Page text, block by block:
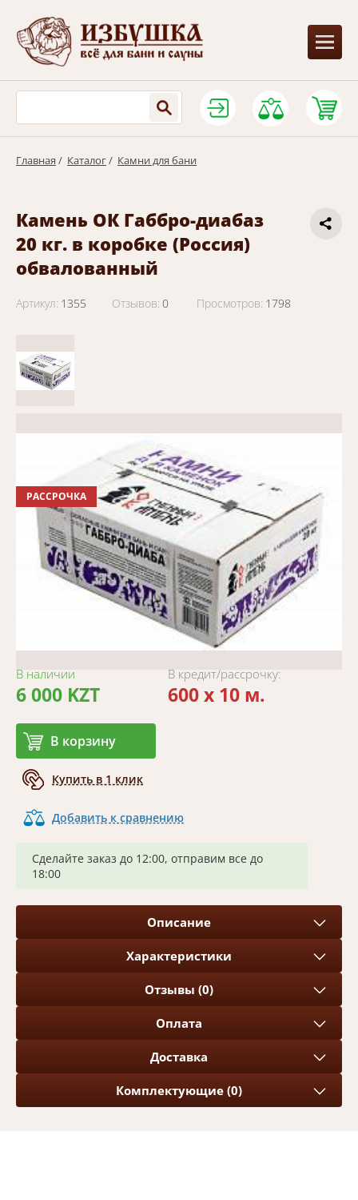
Главная / Каталог/ Камни для бани
Камень ОК Габбро-диабаз
20 кг. в коробке (Россия)
обвалованный
Артикул: 1355 Отзывов: 0 Просмотров: 1798
РАССРОЧКА
В наличии
6 000 KZT
В корзину
Купить в 1 клик
В кредит/рассрочку:
600 x 10 м.
Добавить к сравнению
Сделайте заказ до 12:00, отправим все до
18:00
Описание
Характеристики
Отзывы (0)
Оплата
Доставка
Комплектующие (0)